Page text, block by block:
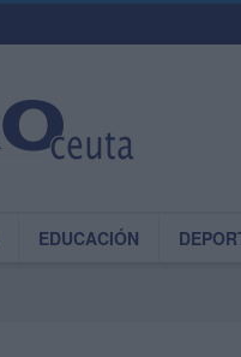
EDUCACIÓN